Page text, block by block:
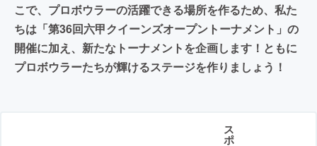
こで、プロボウラーの活躍できる場所を作るため、私た
ちは「第36回六甲クイーンズオープントーナメント」の
開催に加え、新たなトーナメントを企画します！ともに
プロボウラーたちが輝けるステージを作りましょう！
ス
ポ